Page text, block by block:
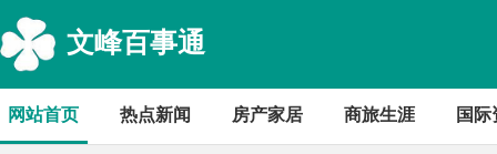
文峰百事通
网站首页 热点新闻 房产家居 商旅生涯 国际